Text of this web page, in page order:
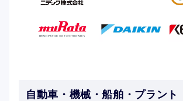
自動車・機械・船舶・プラン